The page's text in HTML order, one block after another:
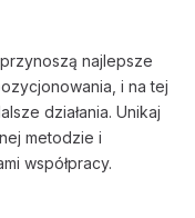
najlepsze
i na tej
działania. Unikaj
metodzie i
współpracy.